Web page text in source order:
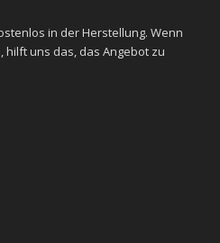
in der Herstellung. Wenn
uns das, das Angebot zu